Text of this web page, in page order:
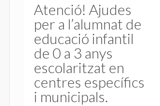
Atenció! Ajudes
per a l’alumnat de
educació infantil
de 0 a 3 anys
escolaritzat en
centres específics
i municipals.